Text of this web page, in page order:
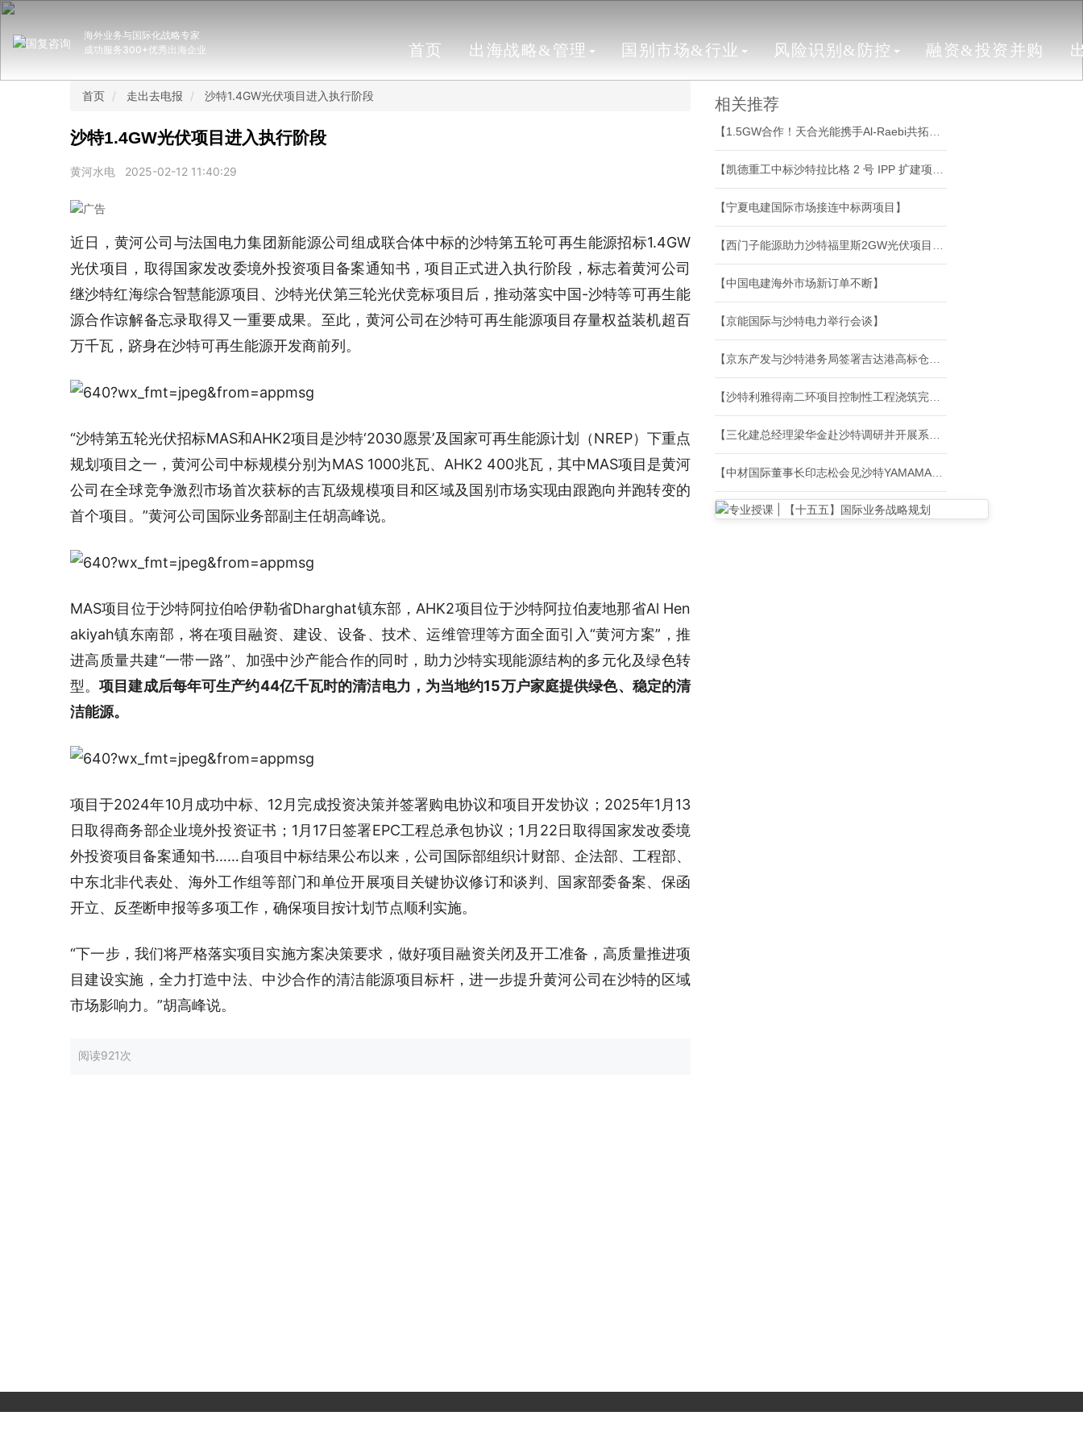
海外业务与国际化战略专家
成功服务300+优秀出海企业
首页 出海战略&管理 国别市场&行业 风险识别&防控 融资&投资并购
首页 走出去电报 沙特1.4GW光伏项目进入执行阶段
沙特1.4GW光伏项目进入执行阶段
黄河水电 2025-02-12 11:40:29
近日，黄河公司与法国电力集团新能源公司组成联合体中标的沙特第五轮可再生能源招标1.4GW
光伏项目，取得国家发改委境外投资项目备案通知书，项目正式进入执行阶段，标志着黄河公司
继沙特红海综合智慧能源项目、沙特光伏第三轮光伏竞标项目后，推动落实中国-沙特等可再生能
源合作谅解备忘录取得又一重要成果。至此，黄河公司在沙特可再生能源项目存量权益装机超百
万千瓦，跻身在沙特可再生能源开发商前列。
“沙特第五轮光伏招标MAS和AHK2项目是沙特‘2030愿景’及国家可再生能源计划（NREP）下重点
规划项目之一，黄河公司中标规模分别为MAS 1000兆瓦、AHK2 400兆瓦，其中MAS项目是黄河
公司在全球竞争激烈市场首次获标的吉瓦级规模项目和区域及国别市场实现由跟跑向并跑转变的
首个项目。”黄河公司国际业务部副主任胡高峰说。
MAS项目位于沙特阿拉伯哈伊勒省Dharghat镇东部，AHK2项目位于沙特阿拉伯麦地那省Al Hen
akiyah镇东南部，将在项目融资、建设、设备、技术、运维管理等方面全面引入“黄河方案”，推
进高质量共建“一带一路”、加强中沙产能合作的同时，助力沙特实现能源结构的多元化及绿色转
型。项目建成后每年可生产约44亿千瓦时的清洁电力，为当地约15万户家庭提供绿色、稳定的清
洁能源。
项目于2024年10月成功中标、12月完成投资决策并签署购电协议和项目开发协议；2025年1月13
日取得商务部企业境外投资证书；1月17日签署EPC工程总承包协议；1月22日取得国家发改委境
外投资项目备案通知书……自项目中标结果公布以来，公司国际部组织计财部、企法部、工程部、
中东北非代表处、海外工作组等部门和单位开展项目关键协议修订和谈判、国家部委备案、保函
开立、反垄断申报等多项工作，确保项目按计划节点顺利实施。
“下一步，我们将严格落实项目实施方案决策要求，做好项目融资关闭及开工准备，高质量推进项
目建设实施，全力打造中法、中沙合作的清洁能源项目标杆，进一步提升黄河公司在沙特的区域
市场影响力。”胡高峰说。
阅读921次
相关推荐
【宁夏电建国际市场接连中标两项目】
【中国电建海外市场新订单不断】
【京能国际与沙特电力举行会谈】